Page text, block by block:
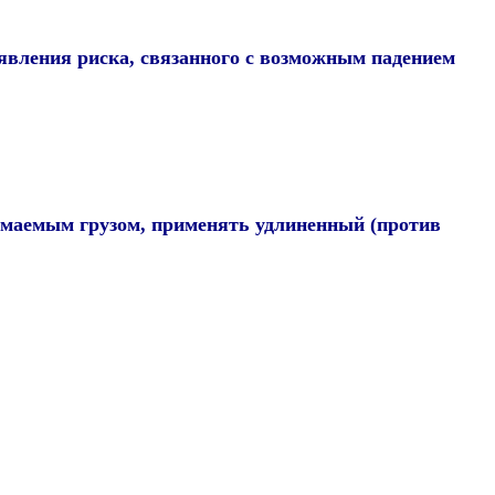
риска, связанного с возможным падением
грузом, применять удлиненный (против